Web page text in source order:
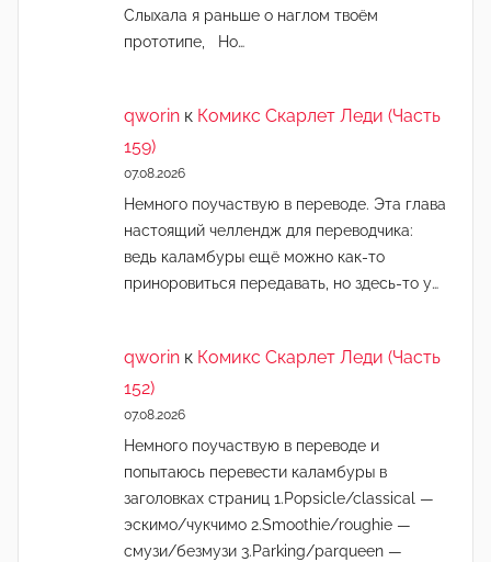
Слыхала я раньше о наглом твоём
прототипе, Но…
qworin к Комикс Скарлет Леди (Часть
159)
07.08.2026
Немного поучаствую в переводе. Эта глава
настоящий челлендж для переводчика:
ведь каламбуры ещё можно как-то
приноровиться передавать, но здесь-то у…
qworin к Комикс Скарлет Леди (Часть
152)
07.08.2026
Немного поучаствую в переводе и
попытаюсь перевести каламбуры в
заголовках страниц 1.Popsicle/classical —
эскимо/чукчимо 2.Smoothie/roughie —
смузи/безмузи 3.Parking/parqueen —